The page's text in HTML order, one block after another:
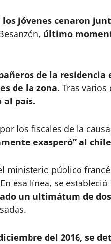
jóvenes cenaron
último
de la
de la zona. Tras varios
al país.
los fiscales de la
exasperó” al
ministerio público
En esa línea, se
un ultimátum de
del 2016, se